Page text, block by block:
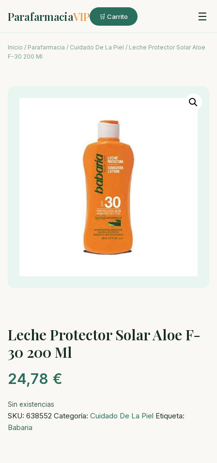
ParafarmaciaVIP 🛒 Carrito ☰
Inicio / Parafarmacia / Cuidado De La Piel / Leche Protector Solar Aloe
F-30 200 Ml
Leche Protector Solar Aloe F-
30 200 Ml
24,78 €
Sin existencias
SKU: 638552 Categoría: Cuidado De La Piel Etiqueta:
Babaria